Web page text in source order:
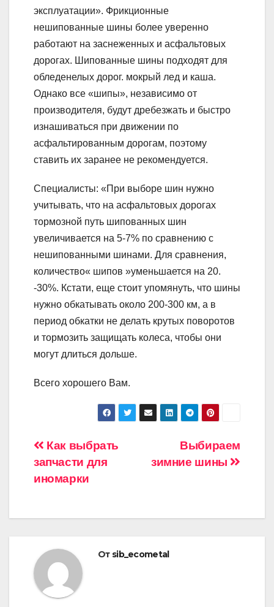
эксплуатации». Фрикционные
нешипованные шины более уверенно
работают на заснеженных и асфальтовых
дорогах. Шипованные шины подходят для
обледенелых дорог. мокрый лед и каша.
Однако все «шипы», независимо от
производителя, будут дребезжать и быстро
изнашиваться при движении по
асфальтированным дорогам, поэтому
ставить их заранее не рекомендуется.
Специалисты: «При выборе шин нужно
учитывать, что на асфальтовых дорогах
тормозной путь шипованных шин
увеличивается на 5-7% по сравнению с
нешипованными шинами. Для сравнения,
количество« шипов »уменьшается на 20.
-30%. Кстати, еще стоит упомянуть, что шины
нужно обкатывать около 200-300 км, а в
период обкатки не делать крутых поворотов
и тормозить защищать колеса, чтобы они
могут длиться дольше.
Всего хорошего Вам.
Навигация
по
Выбираем
зимние шины
Как выбрать
запчасти для
иномарки
От sib_ecometal